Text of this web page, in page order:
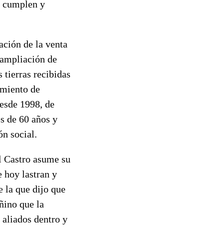
cumplen y
de la venta
de
tierras recibidas
de
1998, de
de 60 años y
social.
asume su
hoy lastran y
la que dijo que
que la
dentro y